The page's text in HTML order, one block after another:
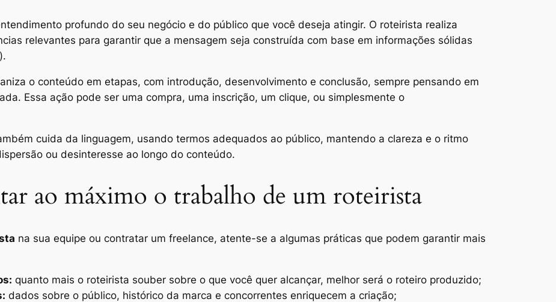
profundo do seu negócio e do público que você deseja atingir. O roteirista realiza
relevantes para garantir que a mensagem seja construída com base em informações sólidas
o conteúdo em etapas, com introdução, desenvolvimento e conclusão, sempre pensando em
Essa ação pode ser uma compra, uma inscrição, um clique, ou simplesmente o
cuida da linguagem, usando termos adequados ao público, mantendo a clareza e o ritmo
ou desinteresse ao longo do conteúdo.
ao máximo o trabalho de um roteirista
na sua equipe ou contratar um freelance, atente-se a algumas práticas que podem garantir mais
quanto mais o roteirista souber sobre o que você quer alcançar, melhor será o roteiro produzido;
dados sobre o público, histórico da marca e concorrentes enriquecem a criação;